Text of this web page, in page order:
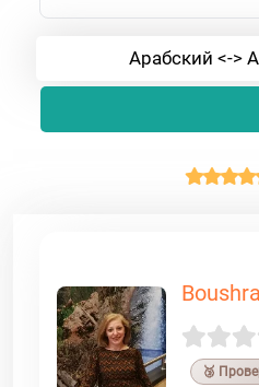
Арабский <->
Boushra
🥉